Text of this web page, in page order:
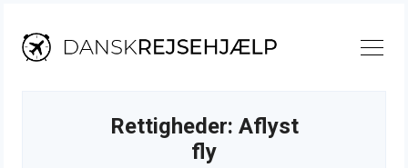
content
Rettigheder: Aflyst
fly